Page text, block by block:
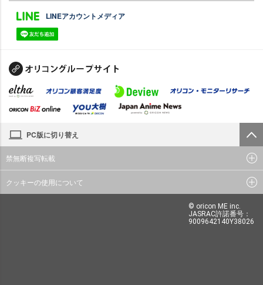
LINEアカウントメディア
PC版に切り替え
禁無断複写転載
クッキーの使用について
© oricon ME inc.
JASRAC許諾番号：
9009642140Y38026